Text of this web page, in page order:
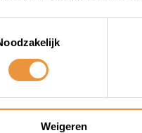
Weigeren
Alles voor uw tweewieler